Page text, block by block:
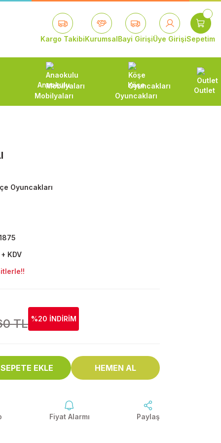
Kargo TakibiKurumsalBayi GirişiÜye GirişiSepetim
Anaokulu
Mobilyaları
Köşe
Oyuncakları
Outlet
Oyuncakları
KDV
TL %20 İNDİRİM
SEPETE EKLE HEMEN AL
Fiyat Alarmı Paylaş